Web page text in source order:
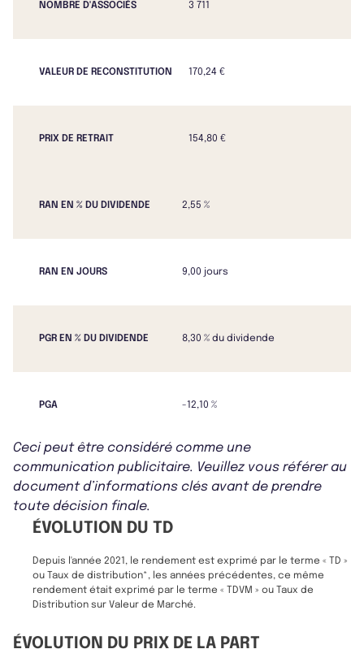
NOMBRE D'ASSOCIÉS 3 711
VALEUR DE RECONSTITUTION 170,24 €
PRIX DE RETRAIT 154,80 €
RAN EN % DU DIVIDENDE 2,55 %
RAN EN JOURS 9,00 jours
PGR EN % DU DIVIDENDE 8,30 % du dividende
PGA -12,10 %
Ceci peut être considéré comme une
communication publicitaire. Veuillez vous référer au
document d’informations clés avant de prendre
toute décision finale.
ÉVOLUTION DU TD
Depuis l'année 2021, le rendement est exprimé par le terme « TD »
ou Taux de distribution*, les années précédentes, ce même
rendement était exprimé par le terme « TDVM » ou Taux de
Distribution sur Valeur de Marché.
ÉVOLUTION DU PRIX DE LA PART